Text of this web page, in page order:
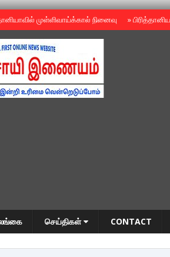
முள்ளிவாய்க்கால் நினைவு »
செய்திகள் CONTACT